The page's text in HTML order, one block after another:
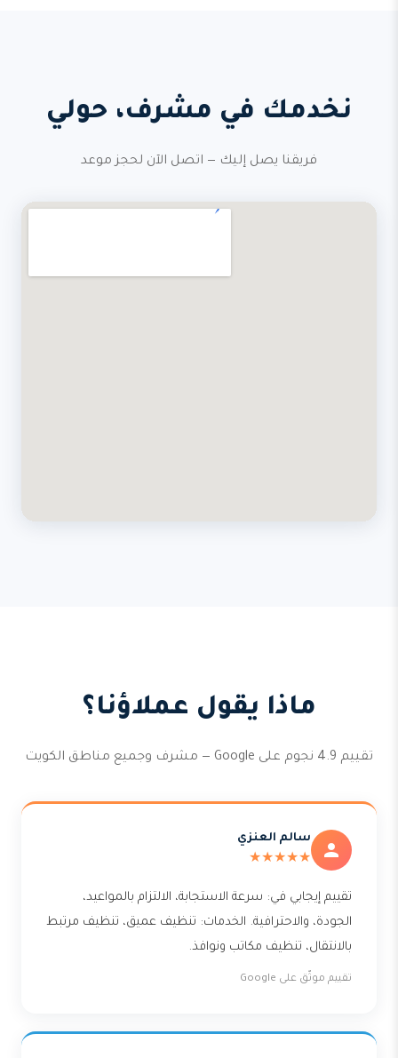
نخدمك في مشرف، حولي
فريقنا يصل إليك — اتصل الآن لحجز موعد
ماذا يقول عملاؤنا؟
تقييم 4.9 نجوم على Google — مشرف وجميع مناطق الكويت
سالم العنزي
★★★★★
تقييم إيجابي في: سرعة الاستجابة، الالتزام بالمواعيد،
الجودة، والاحترافية. الخدمات: تنظيف عميق، تنظيف مرتبط
بالانتقال، تنظيف مكاتب ونوافذ.
تقييم موثّق على Google